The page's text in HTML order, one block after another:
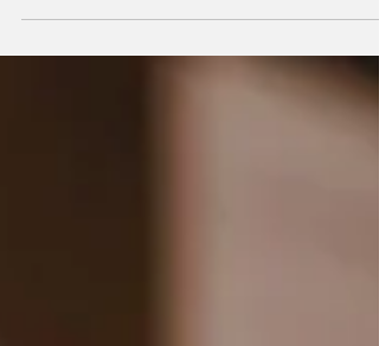
Hidalgo avalaron que 26 municipios puedan